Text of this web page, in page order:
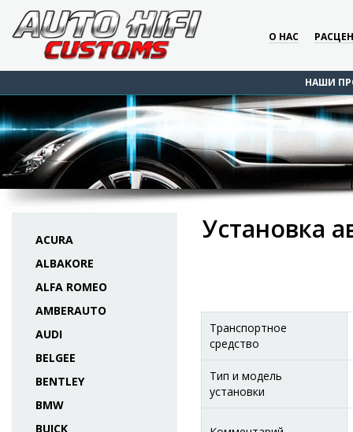
О НАС
НАШИ
ACURA
ALBAKORE
ALFA ROMEO
AMBERAUTO
AUDI
BELGEE
BENTLEY
BMW
BUICK
Установка
Транспортное
средство
Тип и модель
установки